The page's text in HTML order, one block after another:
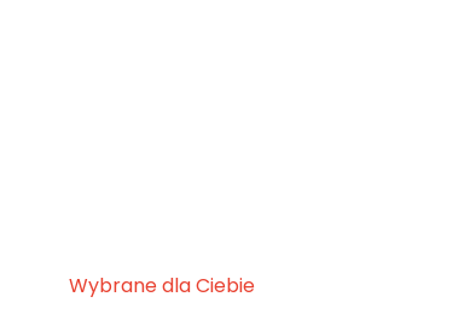
Wybrane dla Ciebie